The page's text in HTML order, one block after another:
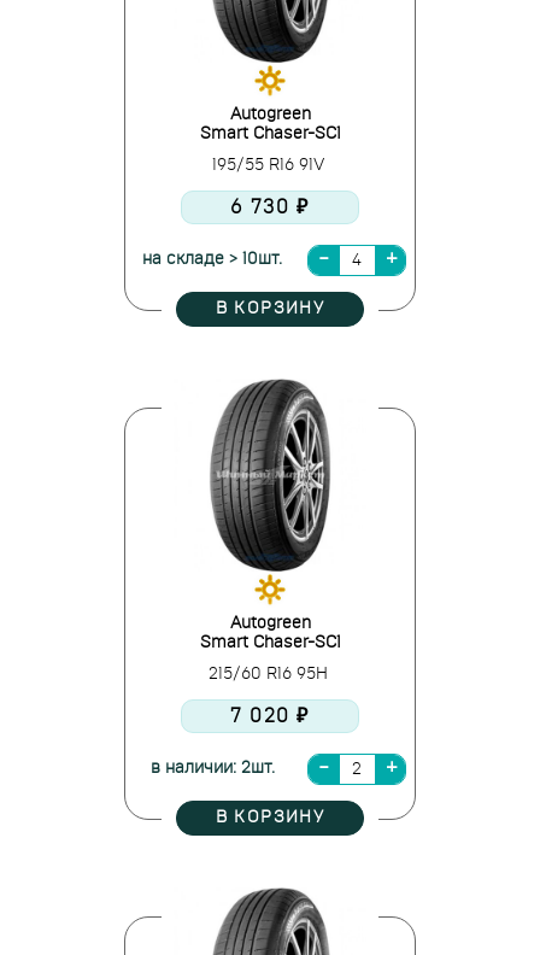
Autogreen
Smart Chaser-SC1
195/55 R16 91V
6 730 ₽
на складе > 10шт.
В КОРЗИНУ
Autogreen
Smart Chaser-SC1
215/60 R16 95H
7 020 ₽
в наличии: 2шт.
В КОРЗИНУ